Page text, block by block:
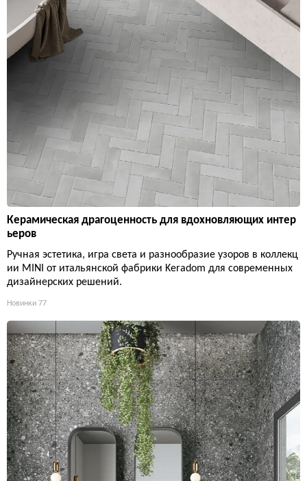
Керамическая драгоценность для вдохновляющих интер
ьеров
Ручная эстетика, игра света и разнообразие узоров в коллекц
ии MINI от итальянской фабрики Keradom для современных
дизайнерских решений.
Новинки 77